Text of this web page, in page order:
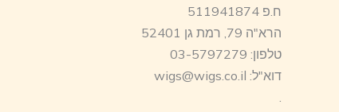
ח.פ 511941874
הרא"ה 79, רמת גן 52401
טלפון: 03-5797279
דוא"ל: wigs@wigs.co.il